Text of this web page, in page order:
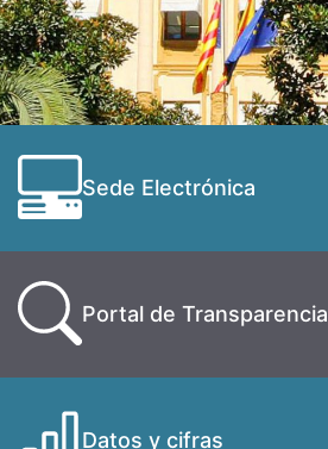
Sede Electrónica
Portal de Transparencia
Datos y cifras